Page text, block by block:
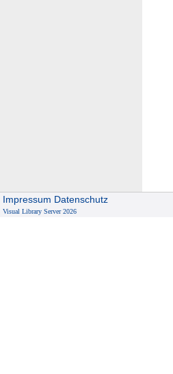
Impressum Datenschutz
Visual Library Server 2026